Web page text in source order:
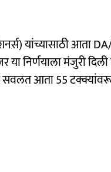
यांच्यासाठी आता
निर्णयाला मंजुरी दिली
सवलत आता 55